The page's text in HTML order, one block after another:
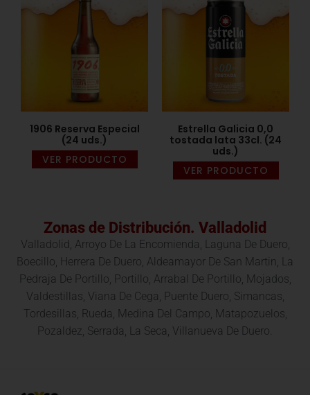
1906 Reserva Especial
(24 uds.)
VER PRODUCTO
Estrella Galicia 0,0
tostada lata 33cl. (24
uds.)
VER PRODUCTO
Zonas de Distribución. Valladolid
Valladolid, Arroyo De La Encomienda, Laguna De Duero,
Boecillo, Herrera De Duero, Aldeamayor De San Martin, La
Pedraja De Portillo, Portillo, Arrabal De Portillo, Mojados,
Valdestillas, Viana De Cega, Puente Duero, Simancas,
Tordesillas, Rueda, Medina Del Campo, Matapozuelos,
Pozaldez, Serrada, La Seca, Villanueva De Duero.